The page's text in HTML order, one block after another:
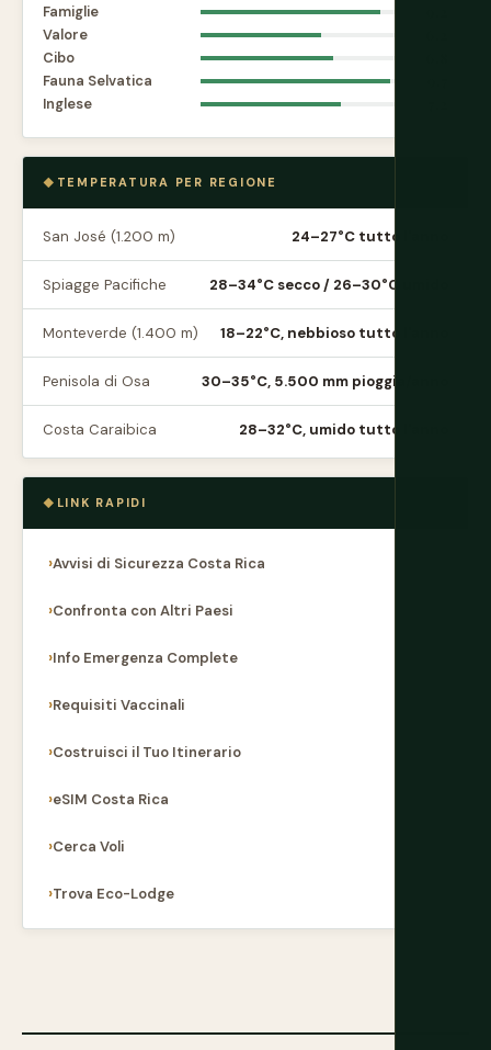
Famiglie
Valore
Cibo
Fauna Selvatica
Inglese
TEMPERATURA PER REGIONE
San José (1.200 m) 24–27°C tutto l'anno
Spiagge Pacifiche 28–34°C secco / 26–30°C umido
Monteverde (1.400 m) 18–22°C, nebbioso tutto l'anno
Penisola di Osa 30–35°C, 5.500 mm pioggia/anno
Costa Caraibica 28–32°C, umido tutto l'anno
LINK RAPIDI
Avvisi di Sicurezza Costa Rica
Confronta con Altri Paesi
Info Emergenza Complete
Requisiti Vaccinali
Costruisci il Tuo Itinerario
eSIM Costa Rica
Cerca Voli
Trova Eco-Lodge